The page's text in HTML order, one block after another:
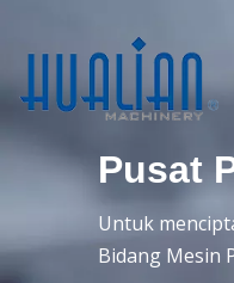
Pusat
Untuk
Bidang Mesin